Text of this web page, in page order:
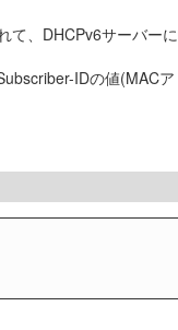
、DHCPv6サーバーに
IDの値(MAC